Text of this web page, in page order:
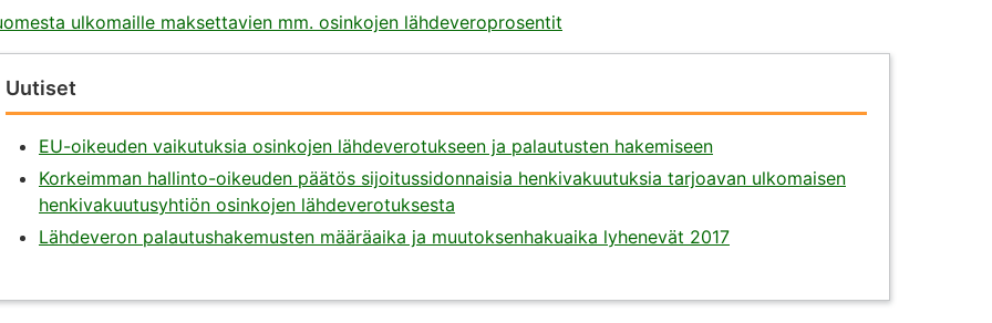
ulkomaille maksettavien mm. osinkojen lähdeveroprosentit
Uutiset
EU-oikeuden vaikutuksia osinkojen lähdeverotukseen ja palautusten hakemiseen
Korkeimman hallinto-oikeuden päätös sijoitussidonnaisia henkivakuutuksia tarjoavan ulkomaisen
henkivakuutusyhtiön osinkojen lähdeverotuksesta
Lähdeveron palautushakemusten määräaika ja muutoksenhakuaika lyhenevät 2017